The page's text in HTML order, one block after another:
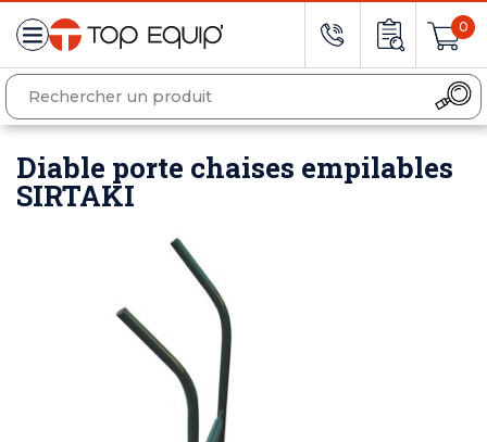
0
Diable porte chaises empilables
SIRTAKI